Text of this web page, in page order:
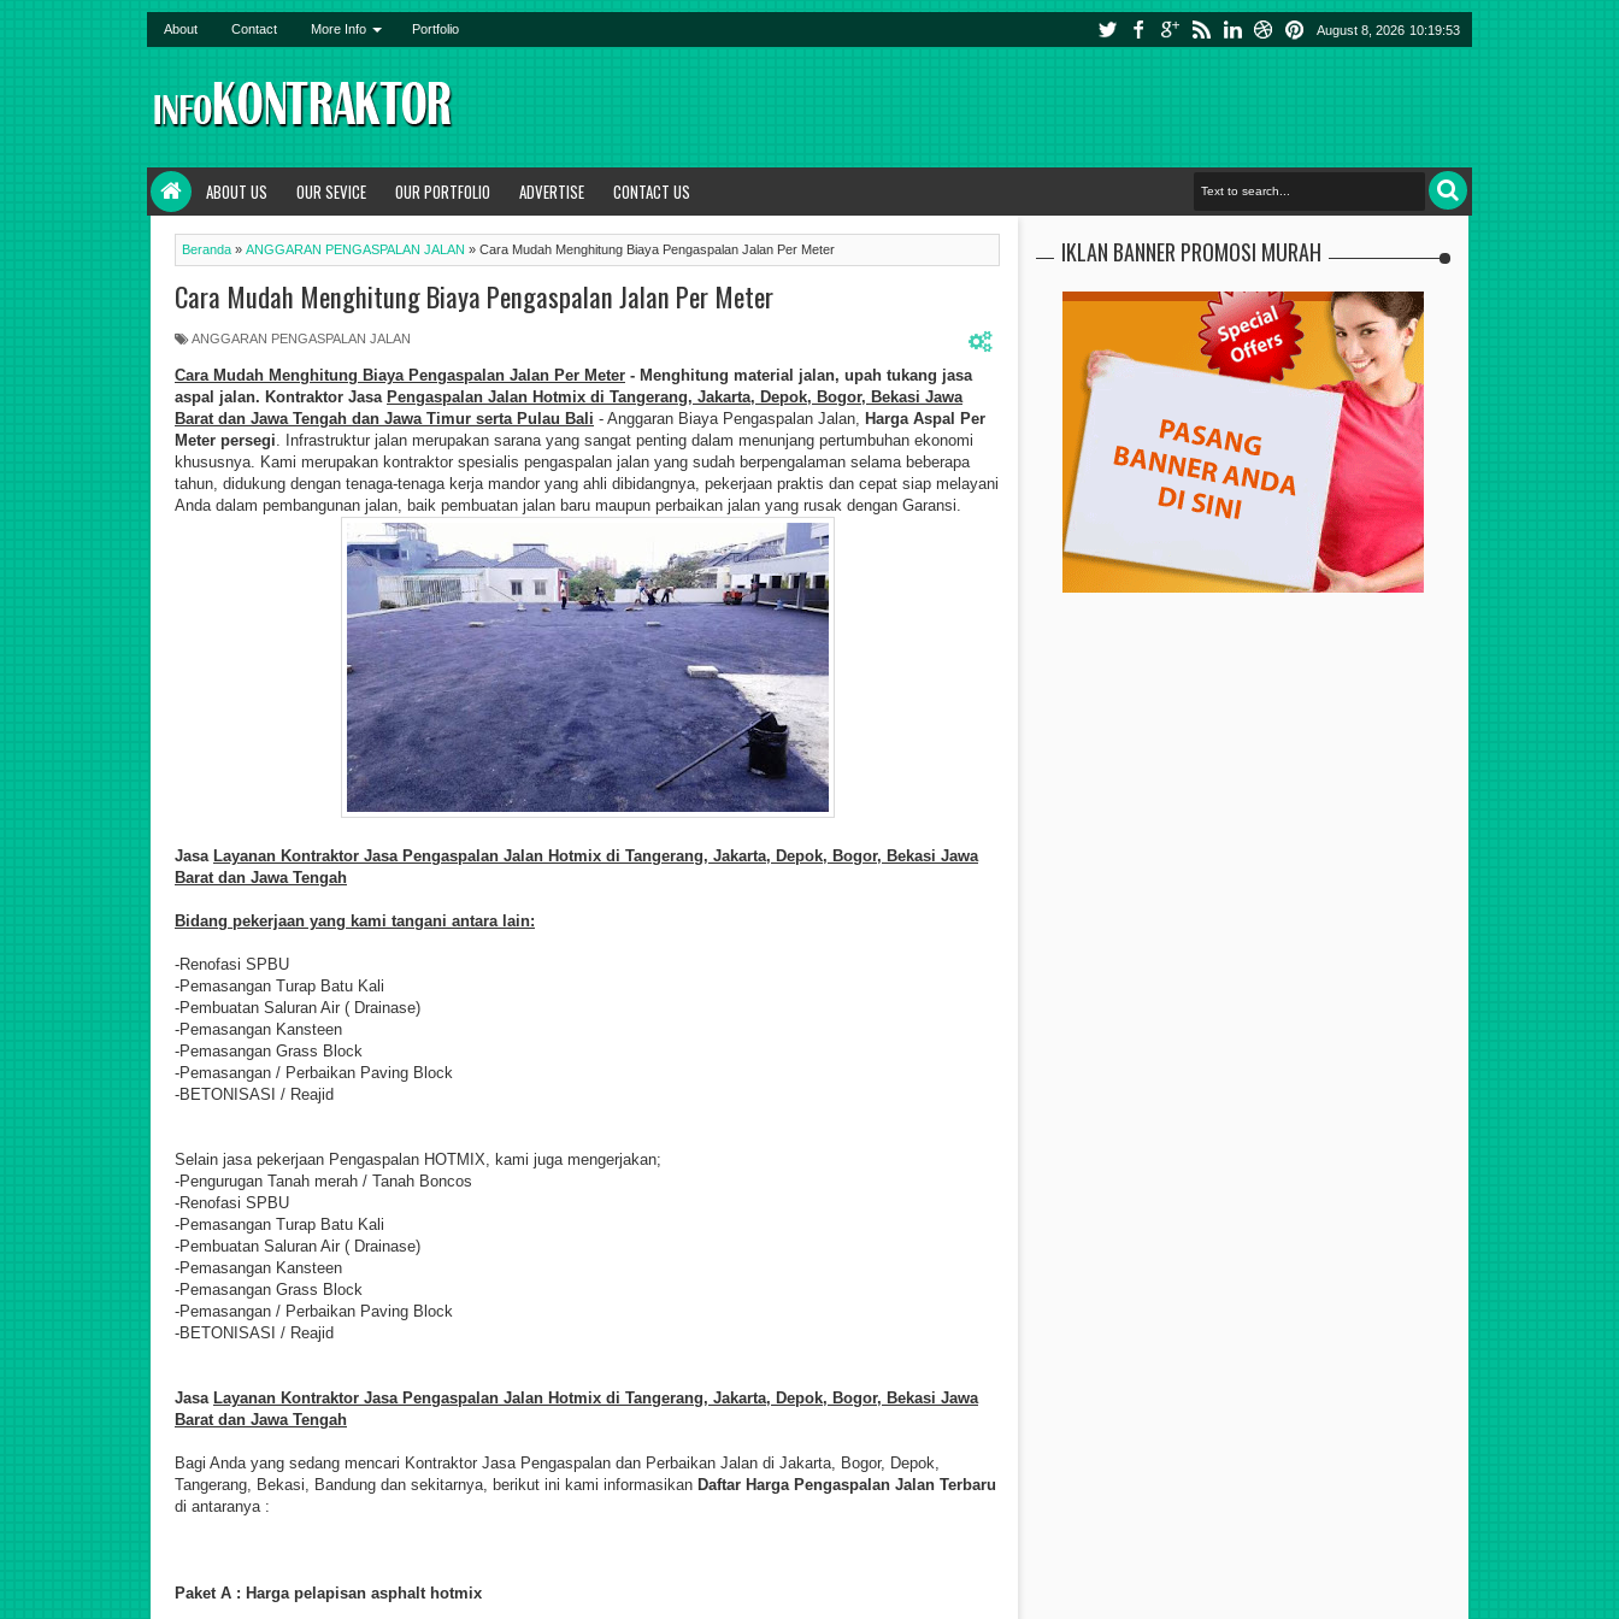
About Contact More Info Portfolio August 8, 2026 10:19:54
ABOUT US OUR SEVICE OUR PORTFOLIO ADVERTISE CONTACT US
Beranda » ANGGARAN PENGASPALAN JALAN » Cara Mudah Menghitung Biaya Pengaspalan Jalan Per Meter
Cara Mudah Menghitung Biaya Pengaspalan Jalan Per Meter
ANGGARAN PENGASPALAN JALAN
Cara Mudah Menghitung Biaya Pengaspalan Jalan Per Meter - Menghitung material jalan, upah tukang jasa
aspal jalan. Kontraktor Jasa Pengaspalan Jalan Hotmix di Tangerang, Jakarta, Depok, Bogor, Bekasi Jawa
Barat dan Jawa Tengah dan Jawa Timur serta Pulau Bali - Anggaran Biaya Pengaspalan Jalan, Harga Aspal Per
Meter persegi. Infrastruktur jalan merupakan sarana yang sangat penting dalam menunjang pertumbuhan ekonomi
khususnya. Kami merupakan kontraktor spesialis pengaspalan jalan yang sudah berpengalaman selama beberapa
tahun, didukung dengan tenaga-tenaga kerja mandor yang ahli dibidangnya, pekerjaan praktis dan cepat siap melayani
Anda dalam pembangunan jalan, baik pembuatan jalan baru maupun perbaikan jalan yang rusak dengan Garansi.
Jasa Layanan Kontraktor Jasa Pengaspalan Jalan Hotmix di Tangerang, Jakarta, Depok, Bogor, Bekasi Jawa
Barat dan Jawa Tengah
Bidang pekerjaan yang kami tangani antara lain:
-Renofasi SPBU
-Pemasangan Turap Batu Kali
-Pembuatan Saluran Air ( Drainase)
-Pemasangan Kansteen
-Pemasangan Grass Block
-Pemasangan / Perbaikan Paving Block
-BETONISASI / Reajid
Selain jasa pekerjaan Pengaspalan HOTMIX, kami juga mengerjakan;
-Pengurugan Tanah merah / Tanah Boncos
-Renofasi SPBU
-Pemasangan Turap Batu Kali
-Pembuatan Saluran Air ( Drainase)
-Pemasangan Kansteen
-Pemasangan Grass Block
-Pemasangan / Perbaikan Paving Block
-BETONISASI / Reajid
Jasa Layanan Kontraktor Jasa Pengaspalan Jalan Hotmix di Tangerang, Jakarta, Depok, Bogor, Bekasi Jawa
Barat dan Jawa Tengah
Bagi Anda yang sedang mencari Kontraktor Jasa Pengaspalan dan Perbaikan Jalan di Jakarta, Bogor, Depok,
Tangerang, Bekasi, Bandung dan sekitarnya, berikut ini kami informasikan Daftar Harga Pengaspalan Jalan Terbaru
di antaranya :
Paket A : Harga pelapisan asphalt hotmix
IKLAN BANNER PROMOSI MURAH